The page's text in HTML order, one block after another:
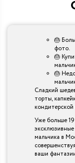
🎂
фото.
🎂
🎂
Сладкий
торты,
Уже больше
мальчика в
ваши